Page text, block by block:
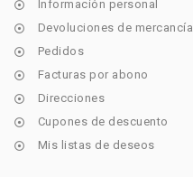
 Información personal
 Devoluciones de mercancía
 Pedidos
 Facturas por abono
 Direcciones
 Cupones de descuento
 Mis listas de deseos